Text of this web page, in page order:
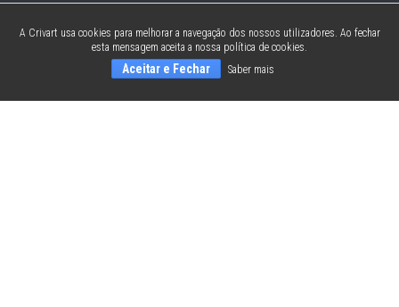
A Crivart usa cookies para melhorar a navegação dos nossos utilizadores. Ao fechar
esta mensagem aceita a nossa política de cookies.
Aceitar e Fechar Saber mais